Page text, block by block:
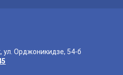
ул. Орджоникидзе, 54-б